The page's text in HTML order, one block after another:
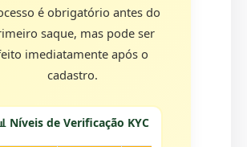
é obrigatório antes do
saque, mas pode ser
imediatamente após o
cadastro.
Níveis de Verificação KYC